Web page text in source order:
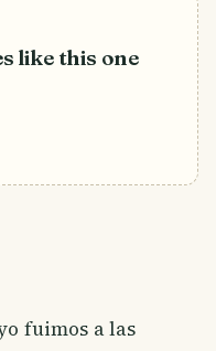
like this one
fuimos a las